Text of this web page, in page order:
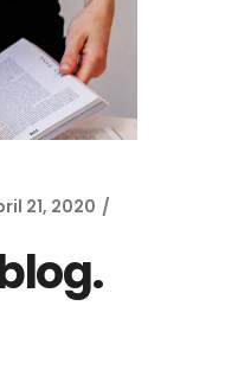
21, 2020